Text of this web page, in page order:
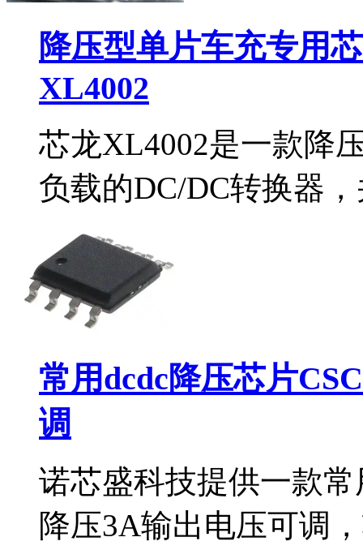
降压型单片车充专用
XL4002
芯龙XL4002是一款降
负载的DC/DC转换器
常用dcdc降压芯片
调
诺芯盛科技提供一款常
降压3A输出电压可调